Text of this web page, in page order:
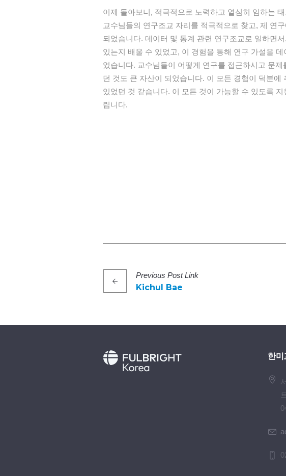
이제 돌아보니, 적극적으로 노력하고 열심히 임하는
교수님들의 연구조교 자리를 적극적으로 찾고, 제 연
되었습니다. 데이터 및 통계 관련 연구조교로 일하면
있는지 배울 수 있었고, 이 경험을 통해 연구 가설을
었습니다. 교수님들이 어떻게 연구를 접근하시고 문
던 것도 큰 자산이 되었습니다. 이 모든 경험이 덕분
있었던 것 같습니다. 이 모든 것이 가능할 수 있도록
립니다.
Previous PostLink
Kichul Bae
한미